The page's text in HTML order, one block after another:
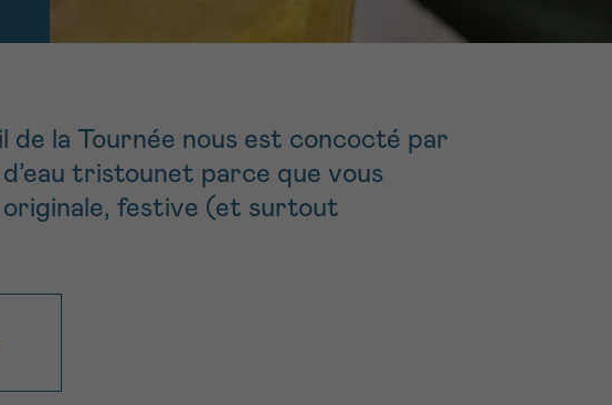
de la Tournée nous est concocté par
tristounet parce que vous
originale, festive (et surtout
plus sur